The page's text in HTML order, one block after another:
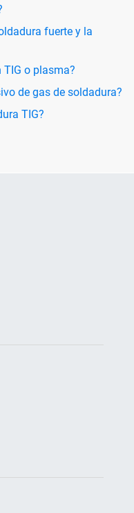
fuerte y la
TIG o plasma?
de gas de soldadura?
TIG?